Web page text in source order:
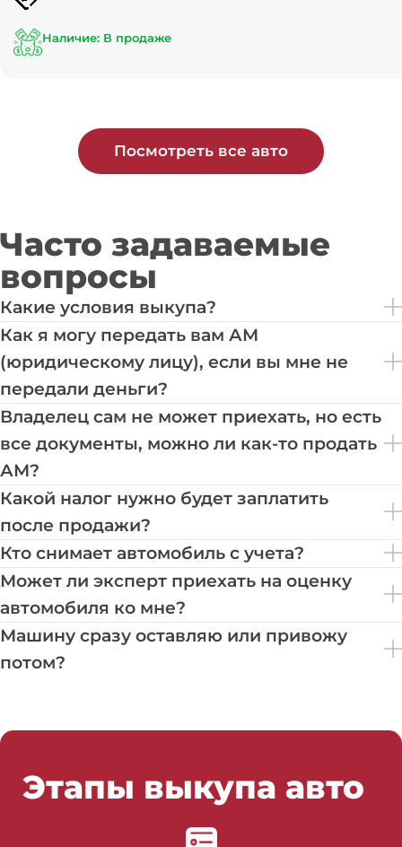
Наличие: В продаже
Посмотреть все авто
Часто задаваемые
вопросы
Какие условия выкупа?
Как я могу передать вам АМ
(юридическому лицу), если вы мне не
передали деньги?
Владелец сам не может приехать, но есть
все документы, можно ли как-то продать
АМ?
Какой налог нужно будет заплатить
после продажи?
Кто снимает автомобиль с учета?
Может ли эксперт приехать на оценку
автомобиля ко мне?
Машину сразу оставляю или привожу
потом?
Этапы выкупа авто